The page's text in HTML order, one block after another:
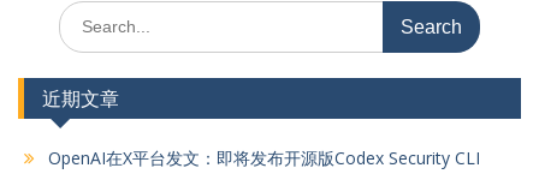
Search
for:
近期文章
OpenAI在X平台发文：即将发布开源版Codex Security CLI